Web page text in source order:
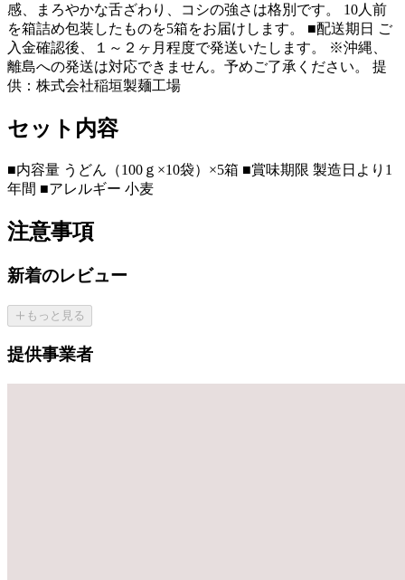
感、まろやかな舌ざわり、コシの強さは格別です。 10人前
を箱詰め包装したものを5箱をお届けします。 ■配送期日 ご
入金確認後、１～２ヶ月程度で発送いたします。 ※沖縄、
離島への発送は対応できません。予めご了承ください。 提
供：株式会社稲垣製麺工場
セット内容
■内容量 うどん（100ｇ×10袋）×5箱 ■賞味期限 製造日より1
年間 ■アレルギー 小麦
注意事項
新着のレビュー
もっと見る
提供事業者